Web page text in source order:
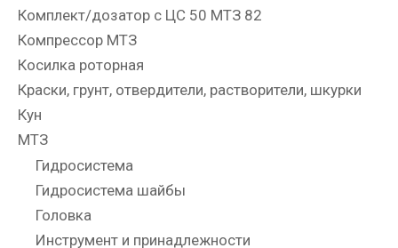
Комплект/дозатор с ЦС 50 МТЗ 82
Компрессор МТЗ
Косилка роторная
Краски, грунт, отвердители, растворители, шкурки
Кун
МТЗ
Гидросистема
Гидросистема шайбы
Головка
Инструмент и принадлежности